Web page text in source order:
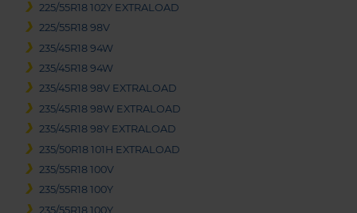
225/55R18 102Y EXTRALOAD
225/55R18 98V
235/45R18 94W
235/45R18 94W
235/45R18 98V EXTRALOAD
235/45R18 98W EXTRALOAD
235/45R18 98Y EXTRALOAD
235/50R18 101H EXTRALOAD
235/55R18 100V
235/55R18 100Y
235/55R18 100Y